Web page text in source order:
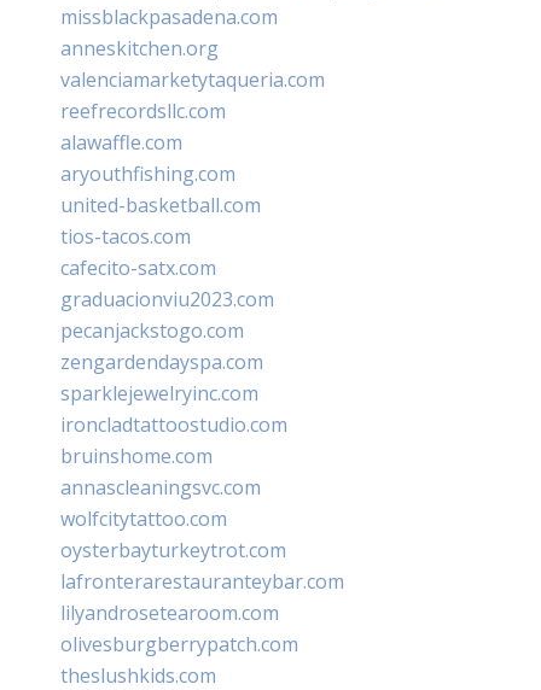
missblackpasadena.com
anneskitchen.org
valenciamarketytaqueria.com
reefrecordsllc.com
alawaffle.com
aryouthfishing.com
united-basketball.com
tios-tacos.com
cafecito-satx.com
graduacionviu2023.com
pecanjackstogo.com
zengardendayspa.com
sparklejewelryinc.com
ironcladtattoostudio.com
bruinshome.com
annascleaningsvc.com
wolfcitytattoo.com
oysterbayturkeytrot.com
lafronterarestauranteybar.com
lilyandrosetearoom.com
olivesburgberrypatch.com
theslushkids.com